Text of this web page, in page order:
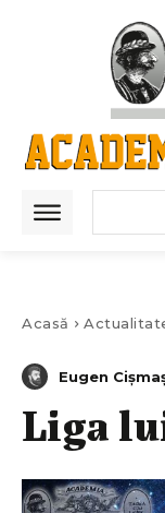
Acasă
Eugen
Liga